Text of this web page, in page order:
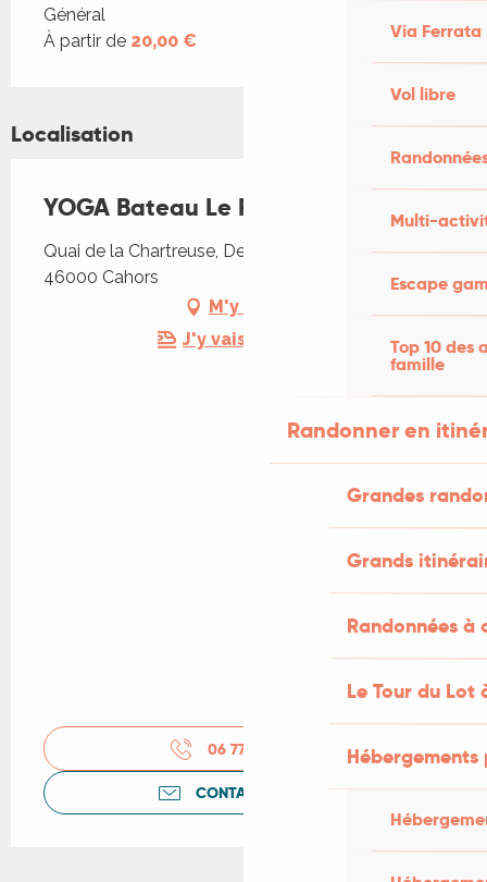
Via Ferrata
Vol libre
Multi-
Escape
Top 10 des
famille
Randonner en
Grandes
Grands
Randonnées
Le Tour du Lot
Tarifs 2026
Général
À partir de 20,00 €
Localisation
YOGA Bateau Le Fénelon
Quai de la Chartreuse, Derrière le restaurant,
46000 Cahors
M'y rendre
J'y vais en train !
06 77 39 73
CONTACTEZ-NOUS